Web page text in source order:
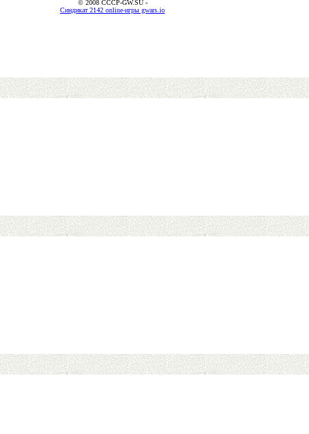
© 2008 CCCP-GW.SU -
Синдикат 2142 online-игры gwars.io